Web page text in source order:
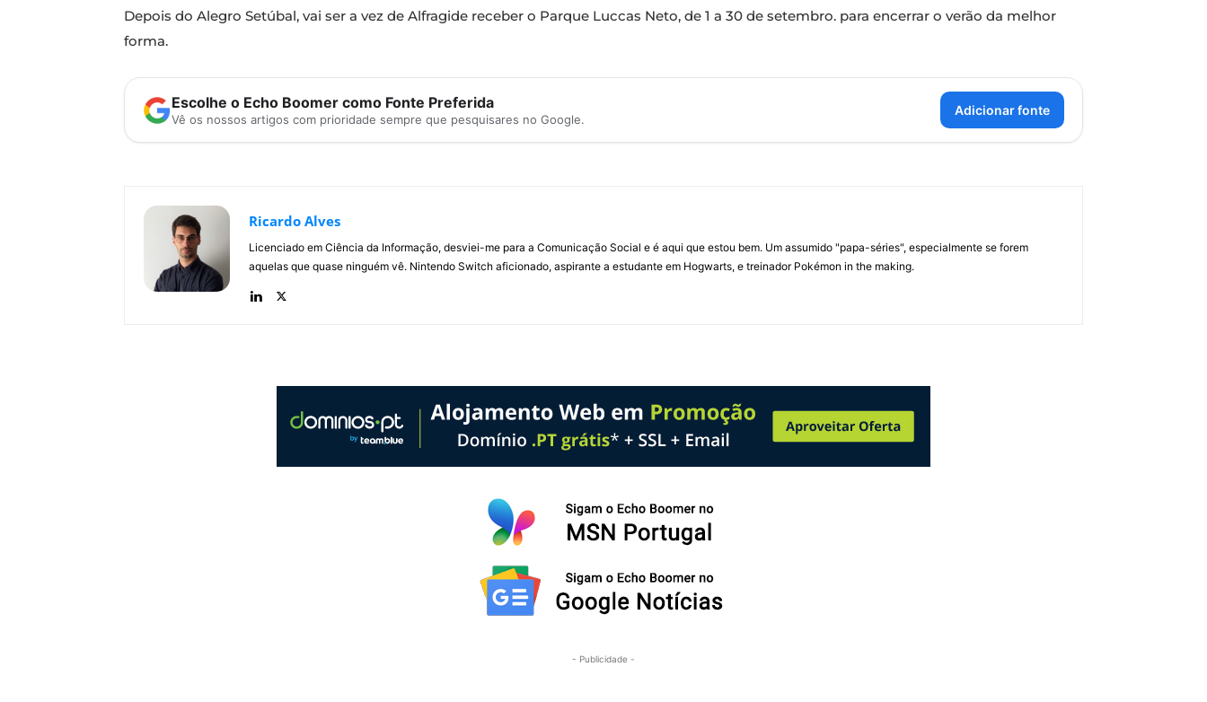
Depois do Alegro Setúbal, vai ser a vez de Alfragide receber o Parque Luccas Neto, de 1 a 30 de setembro. para encerrar o verão da melhor
forma.
Escolhe o Echo Boomer como Fonte Preferida
Vê os nossos artigos com prioridade sempre que pesquisares no Google.
Adicionar fonte
Ricardo Alves
Licenciado em Ciência da Informação, desviei-me para a Comunicação Social e é aqui que estou bem. Um assumido "papa-séries", especialmente se forem
aquelas que quase ninguém vê. Nintendo Switch aficionado, aspirante a estudante em Hogwarts, e treinador Pokémon in the making.
- Publicidade -